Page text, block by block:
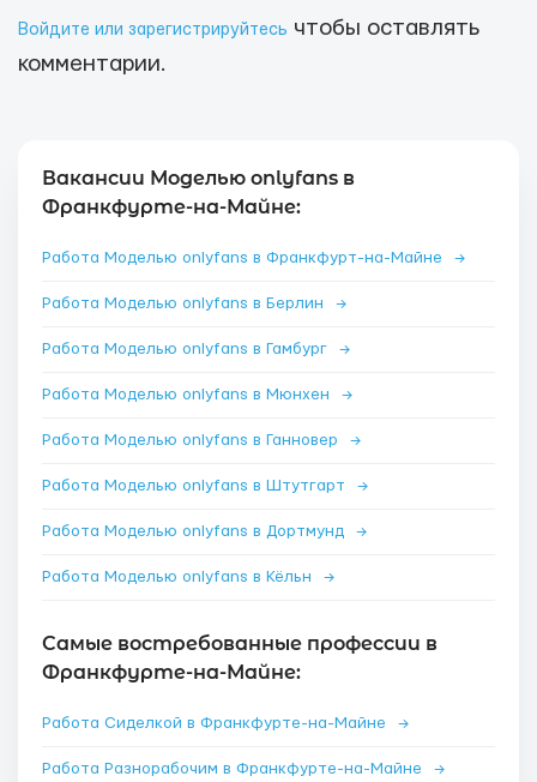
Войдите или зарегистрируйтесь чтобы оставлять
комментарии.
Вакансии Моделью onlyfans в
Франкфурте-на-Майне:
Работа Моделью onlyfans в Франкфурт-на-Майне →
Работа Моделью onlyfans в Берлин →
Работа Моделью onlyfans в Гамбург →
Работа Моделью onlyfans в Мюнхен →
Работа Моделью onlyfans в Ганновер →
Работа Моделью onlyfans в Штутгарт →
Работа Моделью onlyfans в Дортмунд →
Работа Моделью onlyfans в Кёльн →
Самые востребованные профессии в
Франкфурте-на-Майне:
Работа Сиделкой в Франкфурте-на-Майне →
Работа Разнорабочим в Франкфурте-на-Майне →